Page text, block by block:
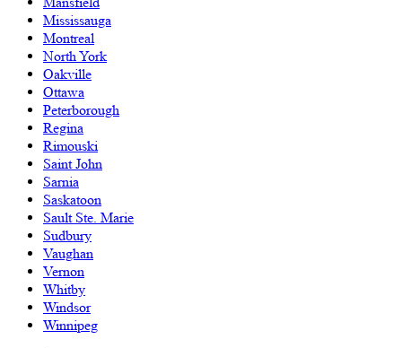
Mississauga
Montreal
North York
Oakville
Ottawa
Peterborough
Regina
Rimouski
Saint John
Sarnia
Saskatoon
Sault Ste. Marie
Sudbury
Vaughan
Vernon
Whitby
Windsor
Winnipeg